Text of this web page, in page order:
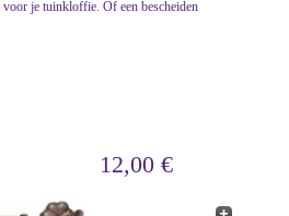
je tuinkloffie. Of een bescheiden
12,00 €